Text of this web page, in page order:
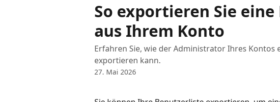
So exportieren Sie
aus Ihrem Konto
Erfahren Sie, wie der Administrator Ihres Kontos
exportieren kann.
27. Mai 2026